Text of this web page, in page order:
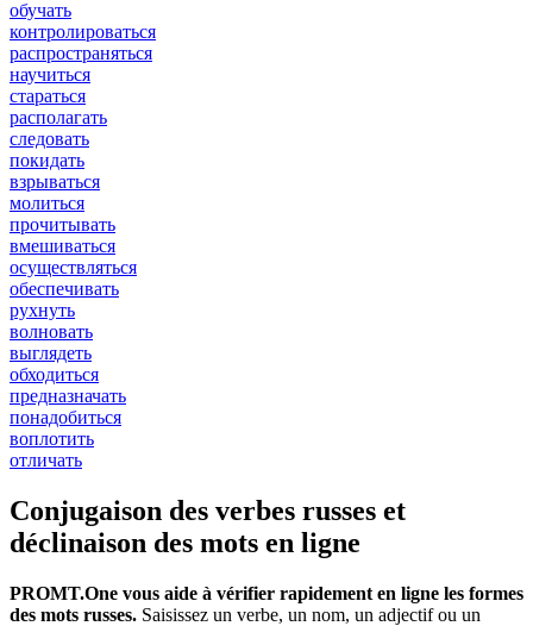
обучать
контролироваться
распространяться
научиться
стараться
располагать
следовать
покидать
взрываться
молиться
прочитывать
вмешиваться
осуществляться
обеспечивать
рухнуть
волновать
выглядеть
обходиться
предназначать
понадобиться
воплотить
отличать
Conjugaison des verbes russes et
déclinaison des mots en ligne
PROMT.One vous aide à vérifier rapidement en ligne les formes
des mots russes. Saisissez un verbe, un nom, un adjectif ou un